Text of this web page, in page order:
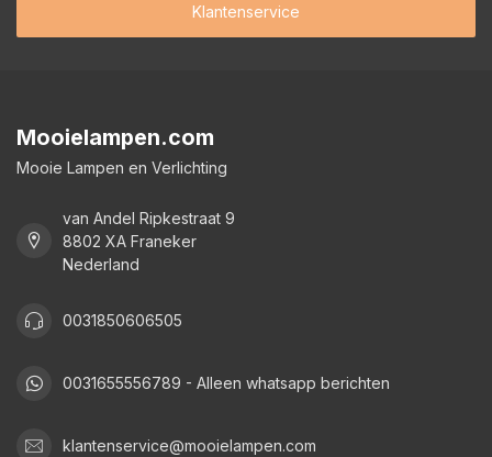
Klantenservice
Mooielampen.com
Mooie Lampen en Verlichting
van Andel Ripkestraat 9
8802 XA Franeker
Nederland
0031850606505
0031655556789 - Alleen whatsapp berichten
klantenservice@mooielampen.com